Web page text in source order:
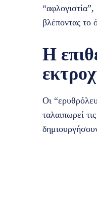
βλέποντας το
Η
Οι
ταλαιπωρεί